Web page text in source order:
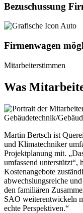
Bezuschussung
Firmenwagen
Mitarbeiterstimmen
Was
Martin Bertsch ist
und Klimatechniker
Projektplanung mit.
umfassend
Kostenangebote
abwechslungsreiche
den familiären
SAO weiterentwickeln
echte Perspektiven.“